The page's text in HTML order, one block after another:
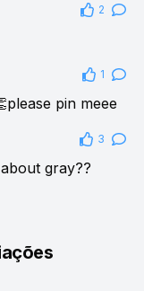
2
1
pin meee
3
gray??